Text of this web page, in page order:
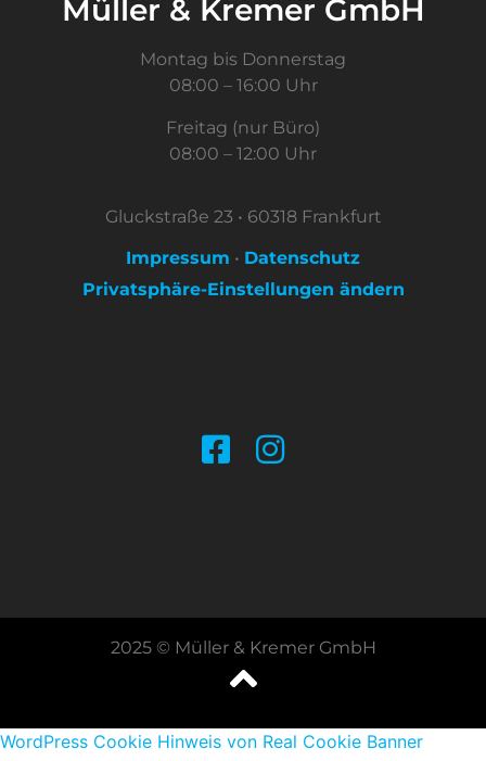
Müller & Kremer GmbH
Montag bis Donnerstag
08:00 – 16:00 Uhr
Freitag (nur Büro)
08:00 – 12:00 Uhr
Gluckstraße 23 • 60318 Frankfurt
Impressum • Datenschutz
Privatsphäre-Einstellungen ändern
2025 © Müller & Kremer GmbH
WordPress Cookie Hinweis von Real Cookie Banner